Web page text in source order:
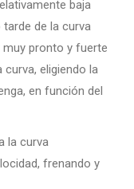
baja
de la curva
pronto y fuerte
eligiendo la
en función del
la curva
frenando y